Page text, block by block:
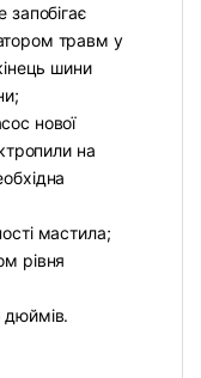
травм у
шини
нової
на
мастила;
рівня